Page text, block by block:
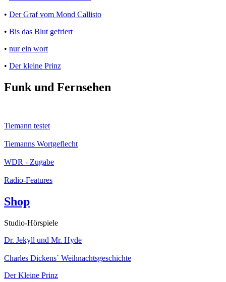
• Der Graf vom Mond Callisto
• Bis das Blut gefriert
• nur ein wort
• Der kleine Prinz
Funk und Fernsehen
Tiemann testet
Tiemanns Wortgeflecht
WDR - Zugabe
Radio-Features
Shop
Studio-Hörspiele
Dr. Jekyll und Mr. Hyde
Charles Dickens´ Weihnachtsgeschichte
Der Kleine Prinz